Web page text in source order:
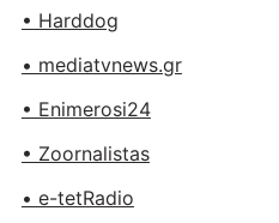
• Harddog
• mediatvnews.gr
• Enimerosi24
• Zoornalistas
• e-tetRadio